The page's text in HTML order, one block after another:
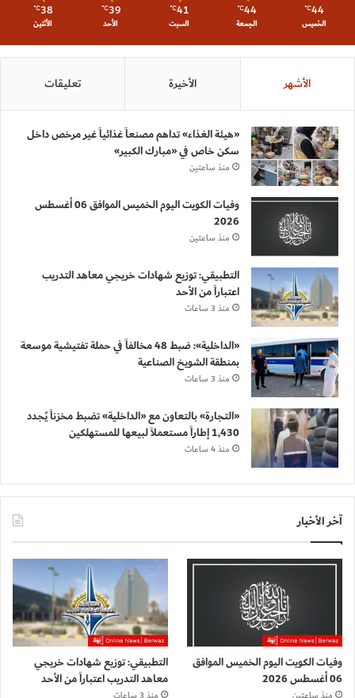
44
℃
الخميس
44
℃
الجمعة
41
℃
السبت
39
℃
الأحد
38
℃
الأثنين
الأشهر الأخيرة تعليقات
«هيئة الغذاء» تداهم مصنعاً غذائياً غير مرخص داخل
سكن خاص في «مبارك الكبير»
منذ ساعتين
وفيات الكويت اليوم الخميس الموافق 06 أغسطس
2026
منذ ساعتين
التطبيقي: توزيع شهادات خريجي معاهد التدريب
اعتباراً من الأحد
منذ 3 ساعات
«الداخلية»: ضبط 48 مخالفاً في حملة تفتيشية موسعة
بمنطقة الشويخ الصناعية
منذ 3 ساعات
«التجارة» بالتعاون مع «الداخلية» تضبط مخزناً يُجدد
1,430 إطاراً مستعملاً لبيعها للمستهلكين
منذ 4 ساعات
آخر الأخبار
وفيات الكويت اليوم الخميس الموافق
06 أغسطس 2026
التطبيقي: توزيع شهادات خريجي
معاهد التدريب اعتباراً من الأحد